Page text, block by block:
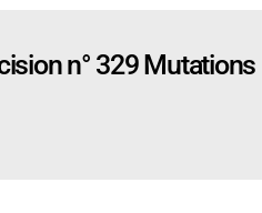
n° 329 Mutations